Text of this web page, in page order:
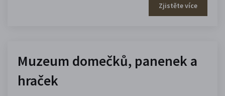
Zjistěte více
Muzeum domečků, panenek a
hraček